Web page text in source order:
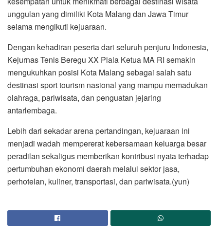
unggulan yang dimiliki Kota Malang dan Jawa Timur
selama mengikuti kejuaraan.
Dengan kehadiran peserta dari seluruh penjuru Indonesia,
Kejurnas Tenis Beregu XX Piala Ketua MA RI semakin
mengukuhkan posisi Kota Malang sebagai salah satu
destinasi sport tourism nasional yang mampu memadukan
olahraga, pariwisata, dan penguatan jejaring
antarlembaga.
Lebih dari sekadar arena pertandingan, kejuaraan ini
menjadi wadah mempererat kebersamaan keluarga besar
peradilan sekaligus memberikan kontribusi nyata terhadap
pertumbuhan ekonomi daerah melalui sektor jasa,
perhotelan, kuliner, transportasi, dan pariwisata.(yun)